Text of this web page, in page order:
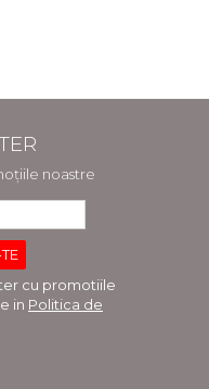
noastre
cu promotiile
in Politica de